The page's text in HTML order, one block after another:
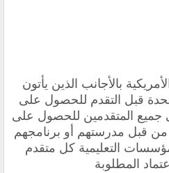
بالأجانب الذين يأتون
قبل التقدم للحصول على
جميع المتقدمين للحصول على
من قبل مدرستهم أو برنامجهم
التعليمية كل متقدم
المطلوبة